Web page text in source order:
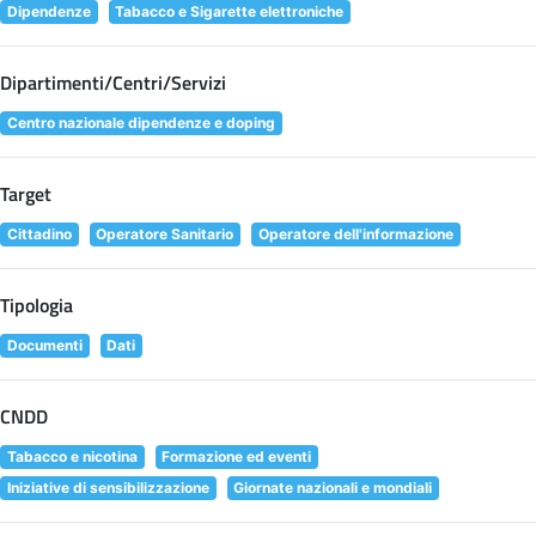
Dipendenze Tabacco e Sigarette elettroniche
Dipartimenti/Centri/Servizi
Centro nazionale dipendenze e doping
Target
Cittadino Operatore Sanitario Operatore dell'informazione
Tipologia
Documenti Dati
CNDD
Tabacco e nicotina
Formazione ed eventi
Iniziative di sensibilizzazione
Giornate nazionali e mondiali